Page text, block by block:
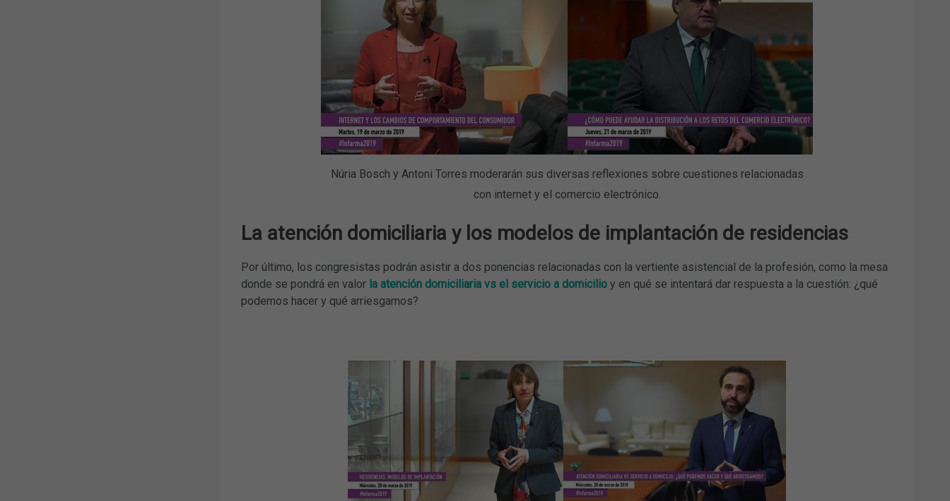
Núria Bosch y Antoni Torres moderarán sus diversas reflexiones sobre cuestiones relacionadas
con internet y el comercio electrónico.
La atención domiciliaria y los modelos de implantación de residencias
Por último, los congresistas podrán asistir a dos ponencias relacionadas con la vertiente asistencial de la profesión, como la mesa
donde se pondrá en valor la atención domiciliaria vs el servicio a domicilioy en qué se intentará dar respuesta a la cuestión: ¿qué
podemos hacer y qué arriesgamos?